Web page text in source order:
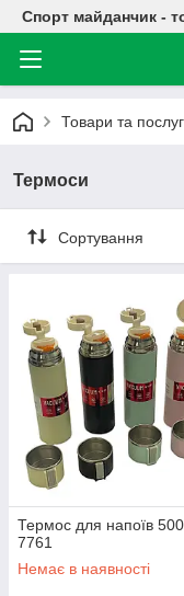
Спорт майданчик -
Товари та
Термоси
Сортування
Термос для напоїв
7761
Немає в наявності